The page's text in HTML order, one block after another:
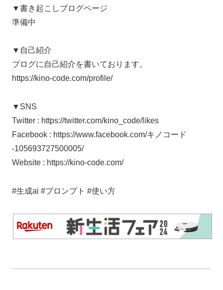
▼書き起こしブログページ
準備中
▼自己紹介
ブログに自己紹介を書いております。
https://kino-code.com/profile/
▼SNS
Twitter : https://twitter.com/kino_code/likes
Facebook : https://www.facebook.com/キノコード
-105693727500005/
Website : https://kino-code.com/
#生成ai #プロンプト #使い方